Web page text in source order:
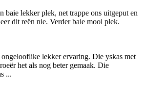
baie lekker plek, net trappe ons uitgeput en
dit reën nie. Verder baie mooi plek.
lekker ervaring. Die yskas met
het als nog beter gemaak. Die
...